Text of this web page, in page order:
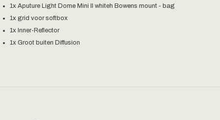
1x Aputure Light Dome Mini II whiteh Bowens mount - bag
1x grid voor softbox
1x Inner-Reflector
1x Groot buiten Diffusion